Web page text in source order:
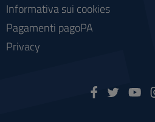
Informativa sui cookies
Pagamenti pagoPA
Privacy